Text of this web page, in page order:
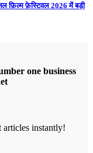
फ़िल्म फ़ेस्टिवल 2026 में बड़ी
one business
articles instantly!